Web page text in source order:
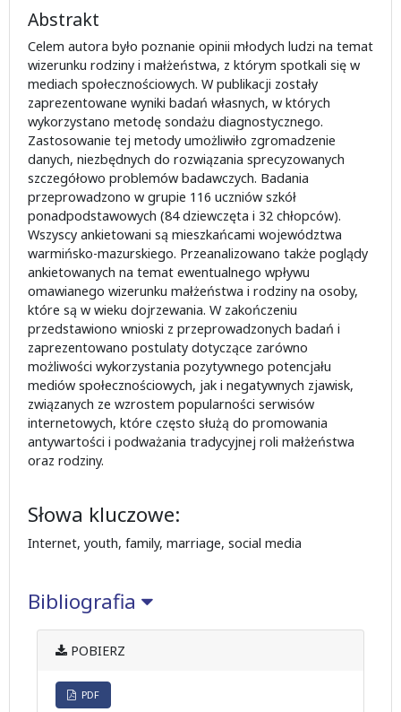
Abstrakt
Celem autora było poznanie opinii młodych ludzi na temat
wizerunku rodziny i małżeństwa, z którym spotkali się w
mediach społecznościowych. W publikacji zostały
zaprezentowane wyniki badań własnych, w których
wykorzystano metodę sondażu diagnostycznego.
Zastosowanie tej metody umożliwiło zgromadzenie
danych, niezbędnych do rozwiązania sprecyzowanych
szczegółowo problemów badawczych. Badania
przeprowadzono w grupie 116 uczniów szkół
ponadpodstawowych (84 dziewczęta i 32 chłopców).
Wszyscy ankietowani są mieszkańcami województwa
warmińsko-mazurskiego. Przeanalizowano także poglądy
ankietowanych na temat ewentualnego wpływu
omawianego wizerunku małżeństwa i rodziny na osoby,
które są w wieku dojrzewania. W zakończeniu
przedstawiono wnioski z przeprowadzonych badań i
zaprezentowano postulaty dotyczące zarówno
możliwości wykorzystania pozytywnego potencjału
mediów społecznościowych, jak i negatywnych zjawisk,
związanych ze wzrostem popularności serwisów
internetowych, które często służą do promowania
antywartości i podważania tradycyjnej roli małżeństwa
oraz rodziny.
Słowa kluczowe:
Internet, youth, family, marriage, social media
Bibliografia
POBIERZ
PDF